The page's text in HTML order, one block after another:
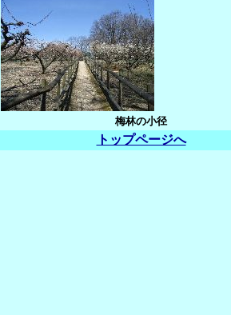
梅林の小径
トップページへ